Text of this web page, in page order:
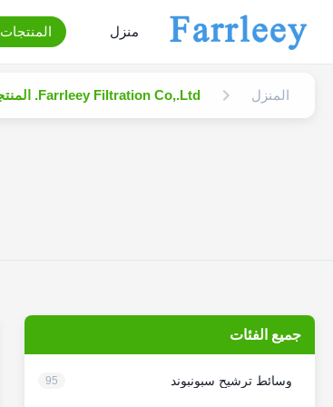
منزل المنتجات
المنزل Farrleey Filtration Co,.Ltd. المنتجات عبر الإنترنت
جميع الفئات
وسائط ترشيح سبونبوند 95